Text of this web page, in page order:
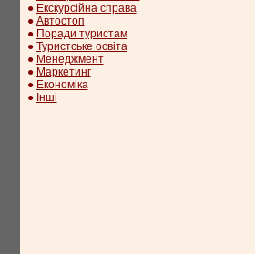
● Екскурсійна справа
● Автостоп
● Поради туристам
● Туристське освіта
● Менеджмент
● Маркетинг
● Економіка
● Інші